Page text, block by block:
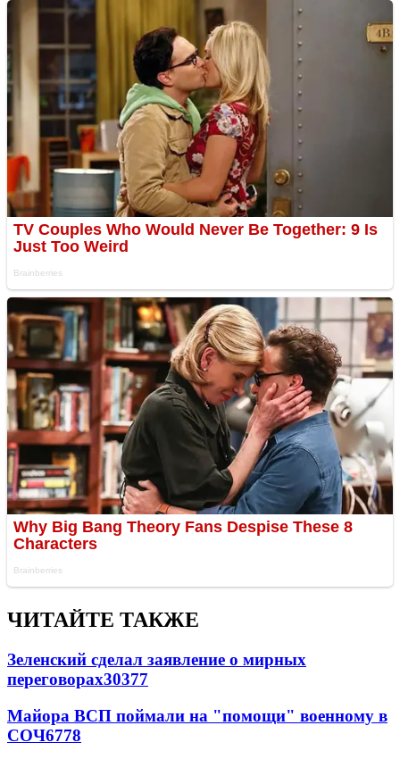
ЧИТАЙТЕ ТАКЖЕ
Зеленский сделал заявление о мирных
переговорах30377
Майора ВСП поймали на "помощи" военному в
СОЧ6778